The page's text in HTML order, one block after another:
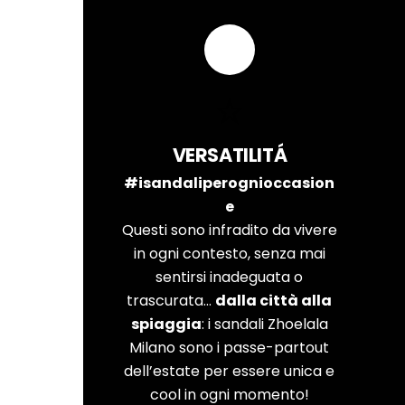
VERSATILITÁ
#isandaliperognioccasion
e
Questi sono infradito da vivere
in ogni contesto, senza mai
sentirsi inadeguata o
trascurata… dalla città alla
spiaggia: i sandali Zhoelala
Milano sono i passe-partout
dell’estate per essere unica e
cool in ogni momento!